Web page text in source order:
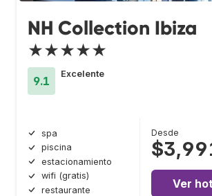
NH Collection Ibiza
★★★★★
9.1
Excelente
spa
piscina
estacionamiento
wifi (gratis)
restaurante
Desde
Ver